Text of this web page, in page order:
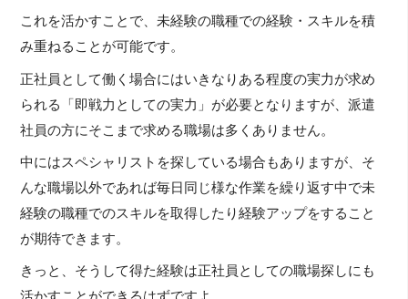
これを活かすことで、未経験の職種での経験・スキルを積
み重ねることが可能です。
正社員として働く場合にはいきなりある程度の実力が求め
られる「即戦力としての実力」が必要となりますが、派遣
社員の方にそこまで求める職場は多くありません。
中にはスペシャリストを探している場合もありますが、そ
んな職場以外であれば毎日同じ様な作業を繰り返す中で未
経験の職種でのスキルを取得したり経験アップをすること
が期待できます。
きっと、そうして得た経験は正社員としての職場探しにも